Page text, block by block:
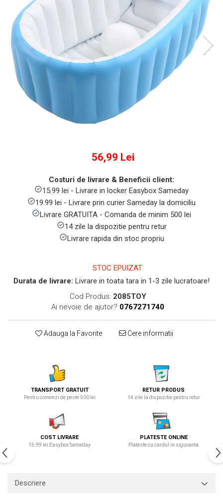
Tablite educative
56,99 Lei
Costuri de livrare & Beneficii client:
15.99 lei - Livrare in locker Easybox Sameday
19.99 lei - Livrare prin curier Sameday la domiciliu
Livrare GRATUITA - Comanda de minim 500 lei
14 zile la dispozitie pentru retur
Livrare rapida din stoc propriu
STOC EPUIZAT
Durata de livrare: Livrare in toata tara in 1-3 zile lucratoare!
Cod Produs: 2085TOY
Ai nevoie de ajutor? 0767271740
Adauga la Favorite Cere informatii
TRANSPORT GRATUIT
Pentru comenzi de peste 500 lei
RETUR PRODUS
14 zile la dispozitie pentru retur
COST LIVRARE
15.99 lei Easybox Sameday
PLATESTE ONLINE
Plateste cu cardul in siguranta
Descriere